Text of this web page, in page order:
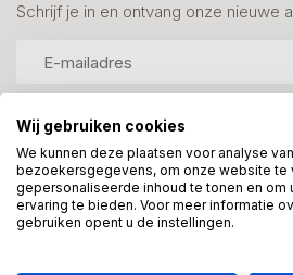
Meer informatie?
We helpen graag met uw keuze of
ons 7 dagen per week: 06-23643267
Schrijf je in en ontvang onze nieuwe
Wij gebruiken cookies
We kunnen deze plaatsen voor analyse
bezoekersgegevens, om onze website te
gepersonaliseerde inhoud te tonen en
ervaring te bieden. Voor meer informatie
gebruiken opent u de instellingen.